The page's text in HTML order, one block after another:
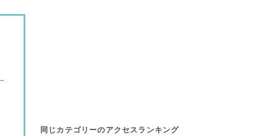
同じカテゴリーのアクセスランキング